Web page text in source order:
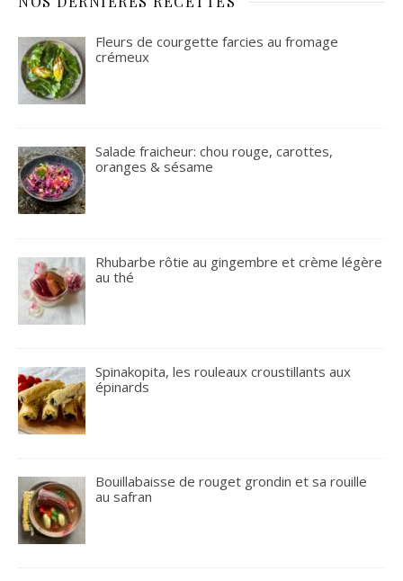
Fleurs de courgette farcies au fromage
crémeux
Salade fraicheur: chou rouge, carottes,
oranges & sésame
Rhubarbe rôtie au gingembre et crème légère
au thé
Spinakopita, les rouleaux croustillants aux
épinards
Bouillabaisse de rouget grondin et sa rouille
au safran